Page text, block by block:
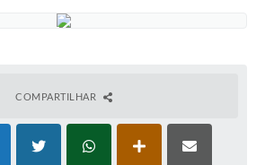
Informação e Comunicação
COMPARTILHAR